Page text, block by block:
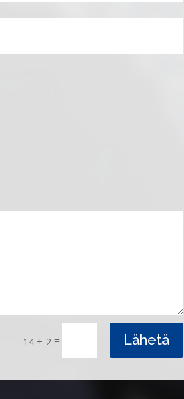
14 + 2 = Lähetä